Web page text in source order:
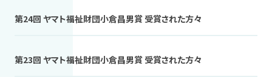
第24回 ヤマト福祉財団小倉昌男賞 受賞された方々
第23回 ヤマト福祉財団小倉昌男賞 受賞された方々